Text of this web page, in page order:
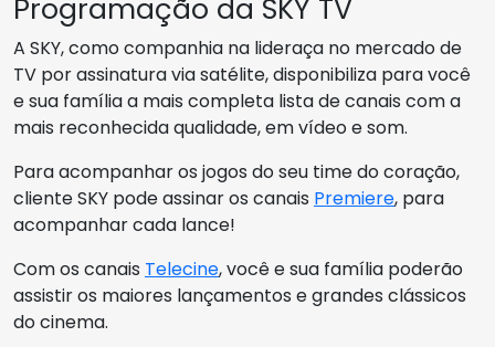
Programação da SKY TV
A SKY, como companhia na lideraça no mercado de
TV por assinatura via satélite, disponibiliza para você
e sua família a mais completa lista de canais com a
mais reconhecida qualidade, em vídeo e som.
Para acompanhar os jogos do seu time do coração,
cliente SKY pode assinar os canais Premiere, para
acompanhar cada lance!
Com os canais Telecine, você e sua família poderão
assistir os maiores lançamentos e grandes clássicos
do cinema.